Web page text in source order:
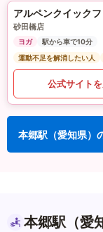
アルペンクイック
砂田橋店
ヨガ
駅から車で10分
運動不足を解消したい人
公式サイト
本郷駅（愛知県）
本郷駅（愛